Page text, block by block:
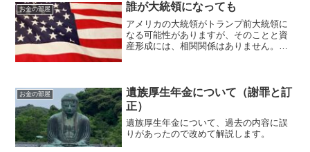
お金の部屋 誰が大統領になっても
アメリカの大統領がトランプ前大統領に
なる可能性がありますが、そのことと資
産形成には、相関関係はありません。何
お金の部屋
遺族厚生年金について（謝罪と訂
正）
遺族厚生年金について、過去の内容に誤
りがあったので改めて解説します。